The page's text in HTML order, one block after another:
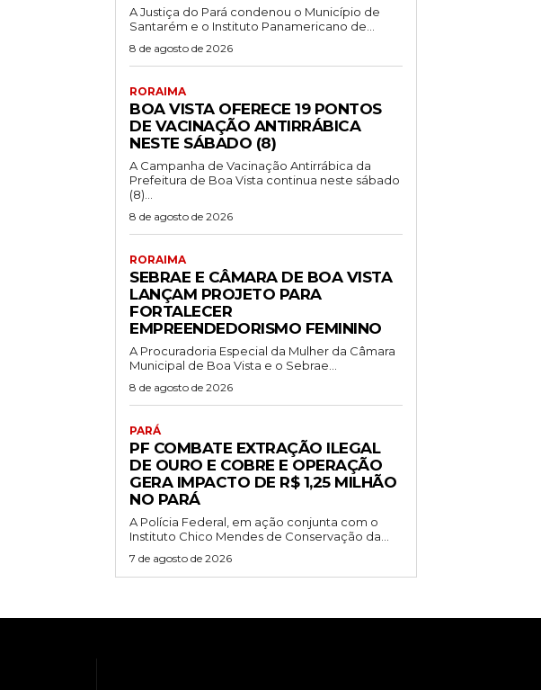
A Justiça do Pará condenou o Município de
Santarém e o Instituto Panamericano de...
8 de agosto de 2026
RORAIMA
BOA VISTA OFERECE 19 PONTOS
DE VACINAÇÃO ANTIRRÁBICA
NESTE SÁBADO (8)
A Campanha de Vacinação Antirrábica da
Prefeitura de Boa Vista continua neste sábado
(8)...
8 de agosto de 2026
RORAIMA
SEBRAE E CÂMARA DE BOA VISTA
LANÇAM PROJETO PARA
FORTALECER
EMPREENDEDORISMO FEMININO
A Procuradoria Especial da Mulher da Câmara
Municipal de Boa Vista e o Sebrae...
8 de agosto de 2026
PARÁ
PF COMBATE EXTRAÇÃO ILEGAL
DE OURO E COBRE E OPERAÇÃO
GERA IMPACTO DE R$ 1,25 MILHÃO
NO PARÁ
A Polícia Federal, em ação conjunta com o
Instituto Chico Mendes de Conservação da...
7 de agosto de 2026